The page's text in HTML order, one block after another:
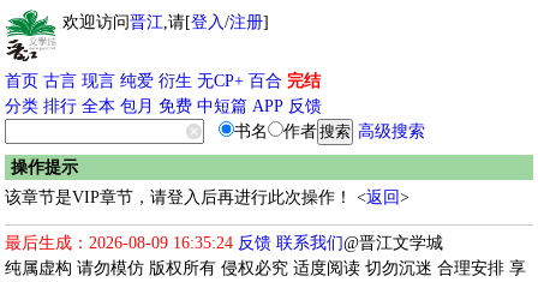
欢迎访问晋江,请[登入/注册]
首页 古言 现言 纯爱 衍生 无CP+ 百合 完结
分类 排行 全本 包月 免费 中短篇 APP 反馈
书名
作者
高级搜索
操作提示
该章节是VIP章节，请登入后再进行此次操作！ <返回>
最后生成：2026-08-09 16:35:24 反馈 联系我们@晋江文学城
纯属虚构 请勿模仿 版权所有 侵权必究 适度阅读 切勿沉迷 合理安排 享